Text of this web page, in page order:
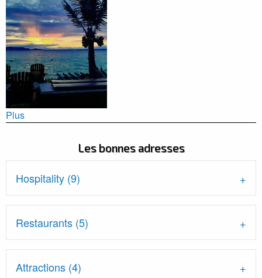
Plus
Les bonnes adresses
Hospitality (9)
Restaurants (5)
Attractions (4)